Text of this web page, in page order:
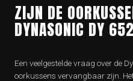
ZIJN DE
DYNASONIC DY
Een veelgestelde vraag over de
oorkussens vervangbaar zijn.